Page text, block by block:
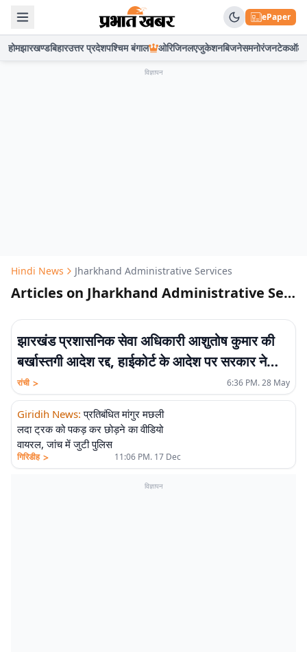
ePaper
होमझारखण्डबिहारउत्तर प्रदेशपश्चिम बंगाल ओरिजिनलएजुकेशनबिजनेसमनोरंजनटेकऑटो
विज्ञापन
Hindi News Jharkhand Administrative Services
Articles on Jharkhand Administrative Services
झारखंड प्रशासनिक सेवा अधिकारी आशुतोष कुमार की
बर्खास्तगी आदेश रद्द, हाईकोर्ट के आदेश पर सरकार ने
उठाया कदम
रांची > 6:36 PM. 28 May
Giridih News: प्रतिबंधित मांगुर मछली
लदा ट्रक को पकड़ कर छोड़ने का वीडियो
वायरल, जांच में जुटी पुलिस
गिरिडीह > 11:06 PM. 17 Dec
विज्ञापन